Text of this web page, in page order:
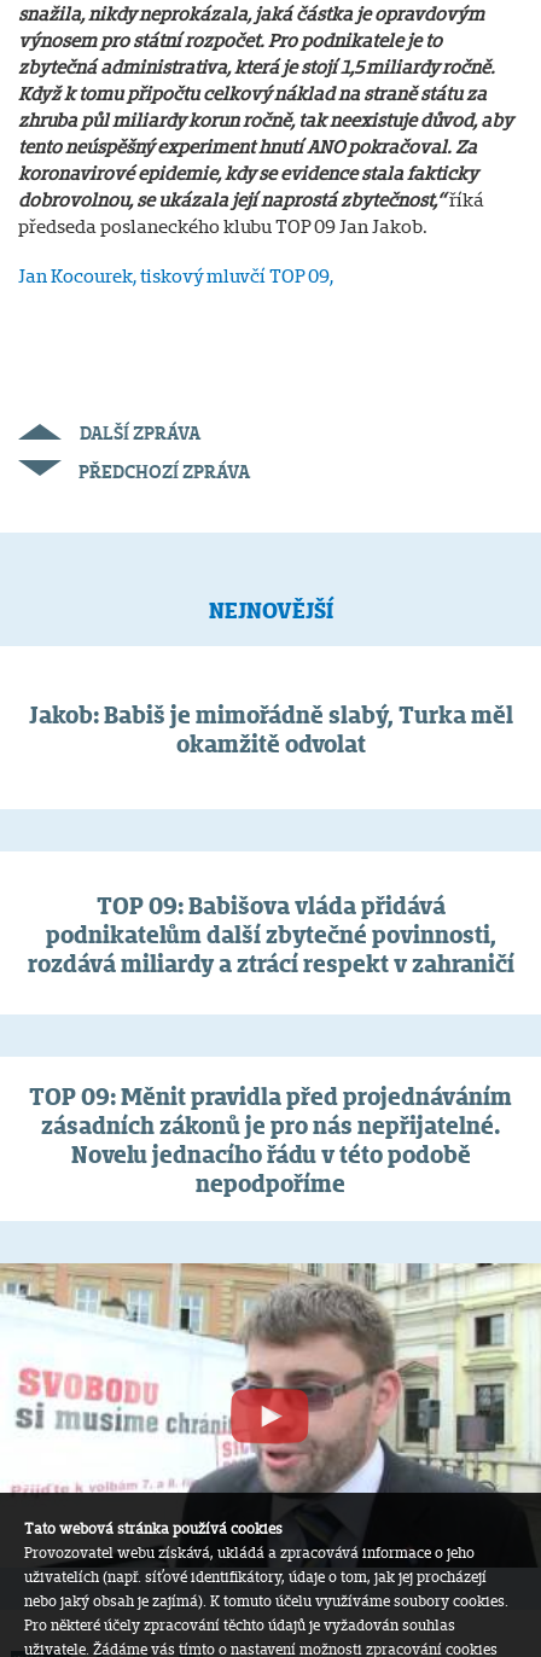
snažila, nikdy neprokázala, jaká částka je opravdovým
výnosem pro státní rozpočet. Pro podnikatele je to
zbytečná administrativa, která je stojí 1,5 miliardy ročně.
Když k tomu připočtu celkový náklad na straně státu za
zhruba půl miliardy korun ročně, tak neexistuje důvod, aby
tento neúspěšný experiment hnutí ANO pokračoval. Za
koronavirové epidemie, kdy se evidence stala fakticky
dobrovolnou, se ukázala její naprostá zbytečnost,“říká
předseda poslaneckého klubu TOP 09 Jan Jakob.
Jan Kocourek, tiskový mluvčí TOP 09,
DALŠÍ ZPRÁVA
PŘEDCHOZÍ ZPRÁVA
NEJNOVĚJŠÍ
Jakob: Babiš je mimořádně slabý, Turka měl
okamžitě odvolat
TOP 09: Babišova vláda přidává
podnikatelům další zbytečné povinnosti,
rozdává miliardy a ztrácí respekt v zahraničí
TOP 09: Měnit pravidla před projednáváním
zásadních zákonů je pro nás nepřijatelné.
Novelu jednacího řádu v této podobě
nepodpoříme
Tato webová stránka používá cookies
Provozovatel webu získává, ukládá a zpracovává informace o jeho
uživatelích (např. síťové identifikátory, údaje o tom, jak jej procházejí
nebo jaký obsah je zajímá). K tomuto účelu využíváme soubory cookies.
Pro některé účely zpracování těchto údajů je vyžadován souhlas
uživatele. Žádáme vás tímto o nastavení možnosti zpracování cookies